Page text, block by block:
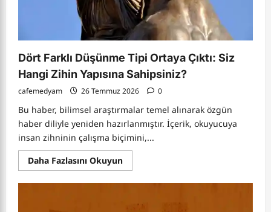
Dört Farklı Düşünme Tipi Ortaya Çıktı: Siz
Hangi Zihin Yapısına Sahipsiniz?
cafemedyam 26 Temmuz 2026 0
Bu haber, bilimsel araştırmalar temel alınarak özgün
haber diliyle yeniden hazırlanmıştır. İçerik, okuyucuya
insan zihninin çalışma biçimini,...
Daha Fazlasını OkuyunRead
more
Dört
Düşünme